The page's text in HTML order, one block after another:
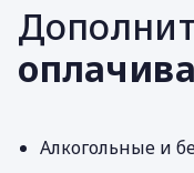
Алкогольные и